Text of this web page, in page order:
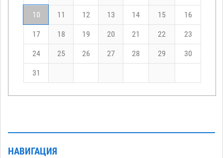
10 11 12 13 14 15 16
17 18 19 20 21 22 23
24 25 26 27 28 29 30
31
НАВИГАЦИЯ